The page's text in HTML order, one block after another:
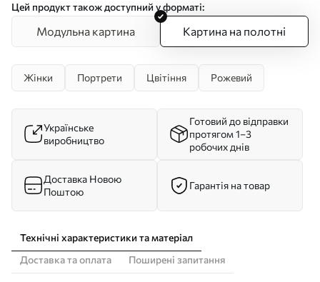
Цей продукт також доступний у форматі:
Модульна картина Картина на полотні
Жінки Портрети Цвітіння Рожевий
Українське
виробництво
Готовий до відправки
протягом 1–3
робочих днів
Доставка Новою
Поштою
Гарантія на товар
Технічні характеристики та матеріал
Доставка та оплата
Поширені запитання